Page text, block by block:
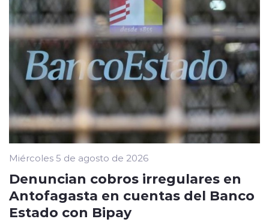
Miércoles 5 de agosto de 2026
Denuncian cobros irregulares en
Antofagasta en cuentas del Banco
Estado con Bipay